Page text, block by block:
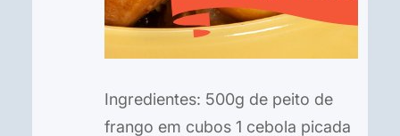
Ingredientes: 500g de peito de
frango em cubos 1 cebola picada